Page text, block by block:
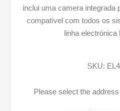
inclui uma camera integrada
compatível com todos os
linha electrónica
SKU:
Please select the